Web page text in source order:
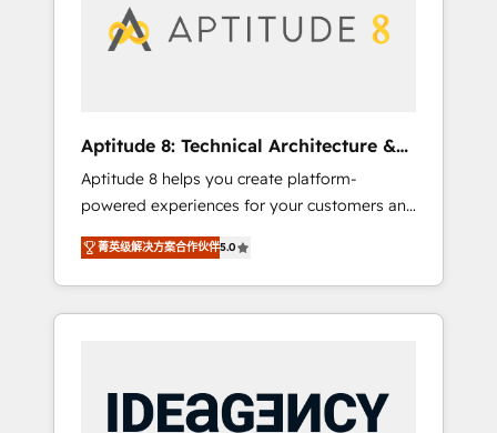
digitale et des startups florissantes. Nos 3
grandes expertises sont : ➤ L’intégration de
synchronisation API, audit et maintenance) ➤
La création de sites internet de conversion
qui transforment les visiteurs en
opportunités d'affaires ➤ La mise en place
de stratégies d'acquisition marketing (SEO,
SEA, inbound, automatisation marketing,
ABM, IA, emailing) Informations clés : - 10 ans
certifications HubSpot cumulées
Aptitude 8: Technical Architecture &
Deployment
Aptitude 8 helps you create platform-
powered experiences for your customers and
teams. We build multi-hub solutions and
orchestrate operations across your entire
tech stack. Aptitude 8 is trusted by top
brands such as Lenovo, Bluetooth,
Association, Randstad, Uber Freight, and
HubSpot itself. We have the largest technical
菁英级解决方案合作伙伴5.0